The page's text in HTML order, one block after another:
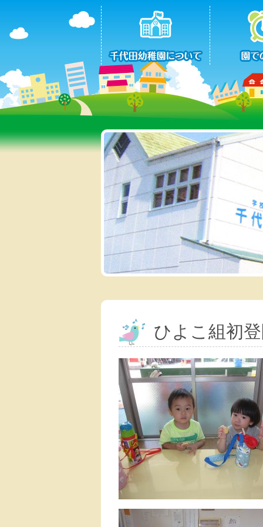
ひよこ組初